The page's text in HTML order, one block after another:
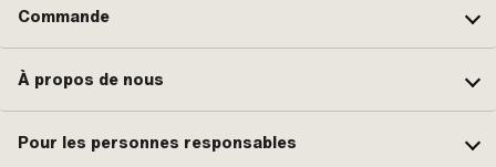
Commande
À propos de nous
Pour les personnes responsables